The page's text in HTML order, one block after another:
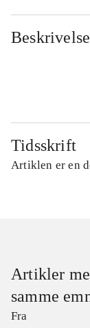
Beskrivelse
Tidsskrift
Artiklen er en
Artikler
samme
Fra